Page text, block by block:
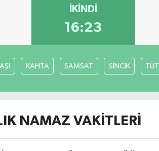
İKINDI
16:23
KAHTA SAMSAT SİNCİK TUT
NAMAZ VAKITLERI